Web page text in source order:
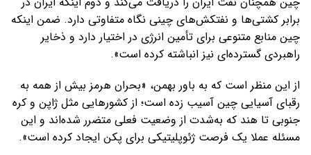
برابر کشتی‌ها و نفتکش‌های چینی نگاه متفاوتی دارد. ضمن اینکه
چین منابع متنوعی برای تأمین انرژی در اختیار دارد و ذخایر
راهبردی گسترده‌ای نیز انباشته کرده است».
از این منظر است که به باور بهمن، «بحران هرمز بیش از همه به
رقبای آسیایی چین آسیب زده است؛ از کشورهایی مثل ژاپن و کره
جنوبی تا هند که به‌شدت از وضعیت فعلی متضرر شده‌اند و این
مسئله عملا یک فرصت ژئوپلیتیکی برای پکن ایجاد کرده است».